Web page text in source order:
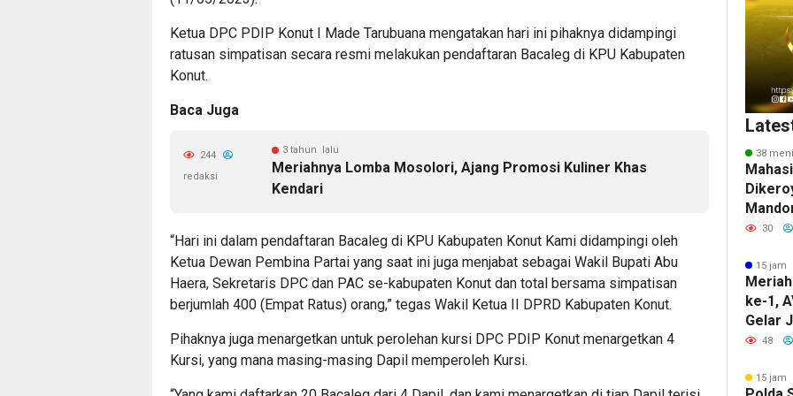
Ketua DPC PDIP Konut I Made Tarubuana mengatakan hari ini pihaknya didampingi
ratusan simpatisan secara resmi melakukan pendaftaran Bacaleg di KPU Kabupaten
Konut.
Baca Juga
3 tahun lalu
Meriahnya Lomba Mosolori, Ajang Promosi Kuliner Khas
Kendari
244
redaksi
“Hari ini dalam pendaftaran Bacaleg di KPU Kabupaten Konut Kami didampingi oleh
Ketua Dewan Pembina Partai yang saat ini juga menjabat sebagai Wakil Bupati Abu
Haera, Sekretaris DPC dan PAC se-kabupaten Konut dan total bersama simpatisan
berjumlah 400 (Empat Ratus) orang,” tegas Wakil Ketua II DPRD Kabupaten Konut.
Pihaknya juga menargetkan untuk perolehan kursi DPC PDIP Konut menargetkan 4
Kursi, yang mana masing-masing Dapil memperoleh Kursi.
38
30
15 jam
ke-1,
Gelar
48
15 jam